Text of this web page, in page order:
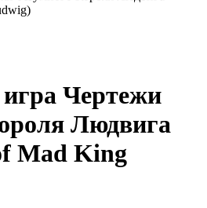
Чертежи
Людвига
Mad King